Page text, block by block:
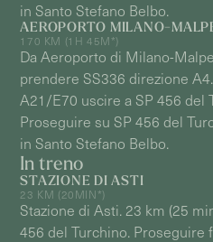
in Santo Stefano Belbo.
AEROPORTO MILANO-
170 KM (1H 45M*)
Da Aeroporto di Milano-
prendere SS336 direzione
A21/E70 uscire a SP 456 del
Proseguire su SP 456 del
in Santo Stefano Belbo.
In treno
STAZIONE DI ASTI
23 KM (20MIN*)
Stazione di Asti. 23 km (25
456 del Turchino. Proseguire